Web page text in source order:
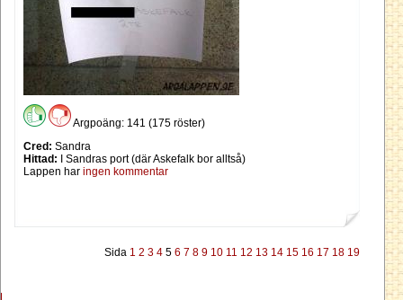
Argpoäng: 141 (175 röster)
Cred: Sandra
Hittad: I Sandras port (där Askefalk bor alltså)
Lappen har ingen kommentar
Sida 1 2 3 4 56 7 8 9 10 11 12 13 14 15 16 17 18 19